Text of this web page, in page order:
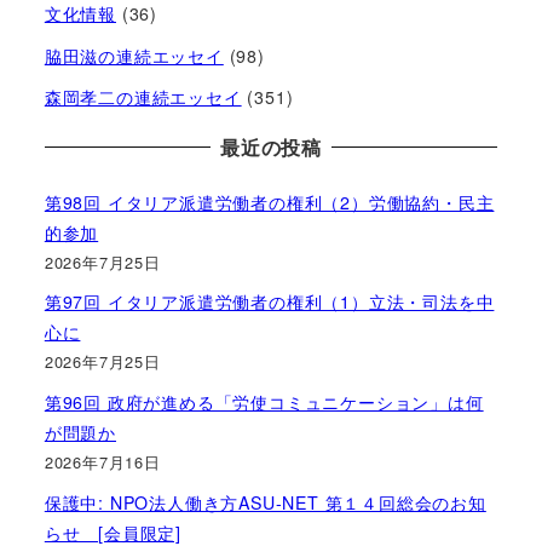
文化情報 (36)
脇田滋の連続エッセイ (98)
森岡孝二の連続エッセイ (351)
最近の投稿
第98回 イタリア派遣労働者の権利（2）労働協約・民主
的参加
2026年7月25日
第97回 イタリア派遣労働者の権利（1）立法・司法を中
心に
2026年7月25日
第96回 政府が進める「労使コミュニケーション」は何
が問題か
2026年7月16日
保護中: NPO法人働き方ASU-NET 第１４回総会のお知
らせ [会員限定]